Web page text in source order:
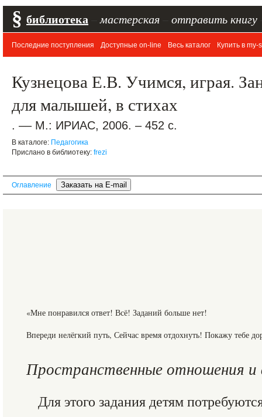
§ библиотека мастерская отправить книгу
Последние поступления Доступные on-line Весь каталог Купить в my-
Кузнецова Е.В. Учимся, играя.
для малышей, в стихах
. –– М.: ИРИАС, 2006. – 452 с.
В каталоге: Педагогика
Прислано в библиотеку: frezi
Оглавление
«Мне понравился ответ! Всё! Заданий больше нет!
Впереди нелёгкий путь, Сейчас время отдохнуть! Покажу тебе
Пространственные отношения
Для этого задания детям